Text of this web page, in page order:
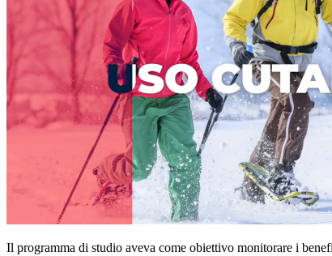
Il programma di studio aveva come obiettivo monitorare i